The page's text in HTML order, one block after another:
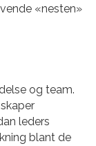
«nesten»
og team.
leders
blant de